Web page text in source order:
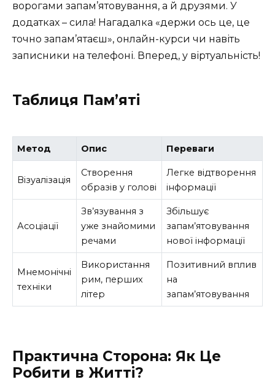
ворогами запам’ятовування, а й друзями. У
додатках – сила! Нагадалка «держи ось це, це
точно запам’ятаєш», онлайн-курси чи навіть
записники на телефоні. Вперед, у віртуальність!
Таблиця Пам’яті
Метод Опис Переваги
Візуалізація
Створення
образів у голові
Легке відтворення
інформації
Асоціації
Зв’язування з
уже знайомими
речами
Збільшує
запам’ятовування
нової інформації
Мнемонічні
техніки
Використання
рим, перших
літер
Позитивний вплив
на
запам’ятовування
Практична Сторона: Як Це
Робити в Житті?